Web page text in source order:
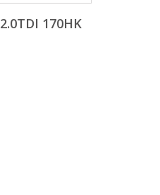
2.0TDI 170HK